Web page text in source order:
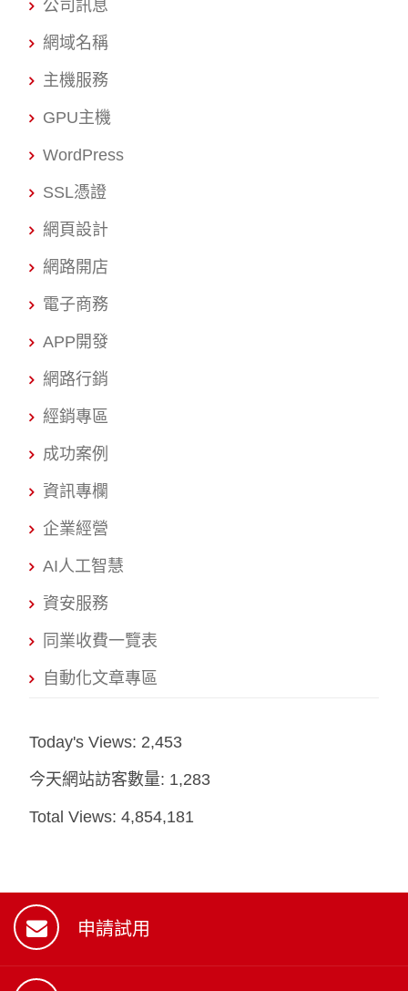
公司訊息
網域名稱
主機服務
GPU主機
WordPress
SSL憑證
網頁設計
網路開店
電子商務
APP開發
網路行銷
經銷專區
成功案例
資訊專欄
企業經營
AI人工智慧
資安服務
同業收費一覽表
自動化文章專區
Today's Views: 2,453
今天網站訪客數量: 1,283
Total Views:4,854,181
申請試用